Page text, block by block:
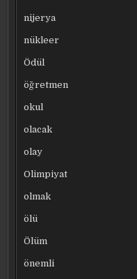
nijerya
nükleer
Ödül
öğretmen
okul
olacak
olay
Olimpiyat
olmak
ölü
Ölüm
önemli